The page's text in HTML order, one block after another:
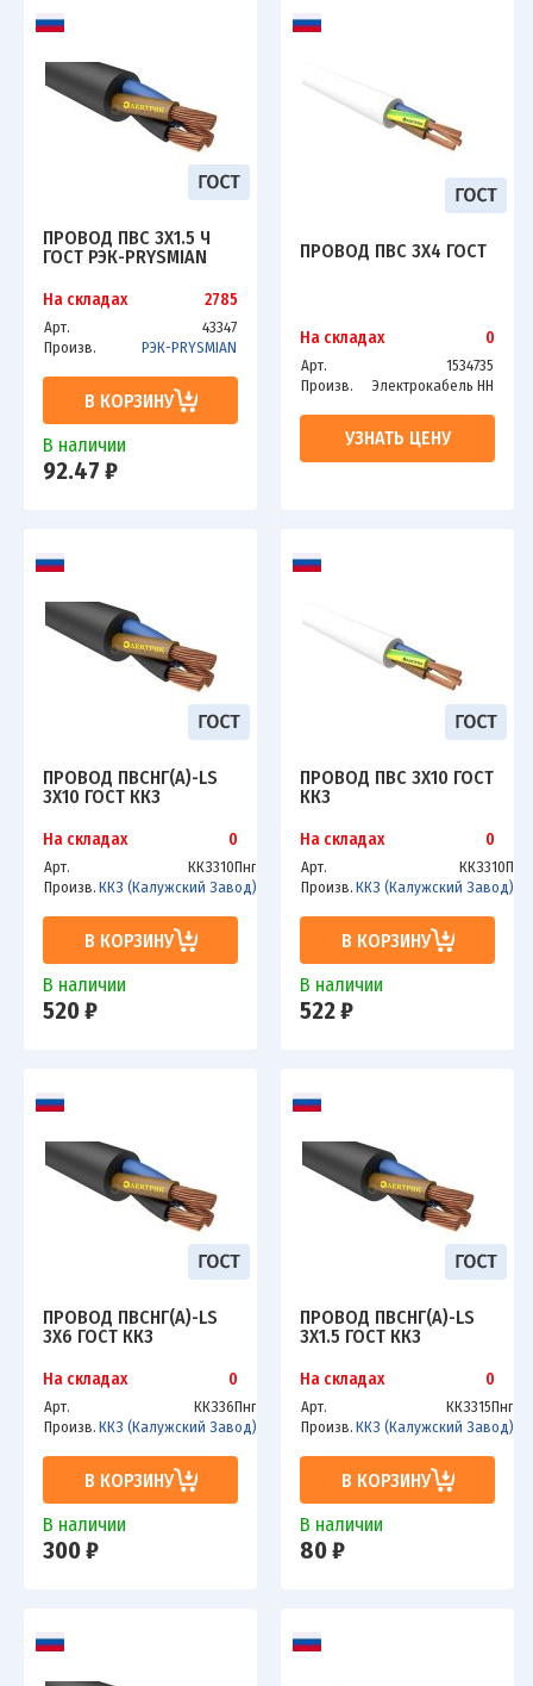
ПРОВОД ПВС 3Х1.5 Ч
ГОСТ РЭК-PRYSMIAN
На складах 2785
Арт.
43347
Произв.
РЭК-PRYSMIAN
В КОРЗИНУ
В наличии
92.47 ₽
ПРОВОД ПВС 3Х4 ГОСТ
На складах 0
Арт.
1534735
Произв.
Электрокабель НН
УЗНАТЬ ЦЕНУ
ПРОВОД ПВСНГ(А)-LS
3Х10 ГОСТ ККЗ
На складах 0
Арт.
ККЗ310Пнг
Произв. ККЗ (Калужский Завод)
В КОРЗИНУ
В наличии
520 ₽
ПРОВОД ПВС 3Х10 ГОСТ
ККЗ
На складах 0
Арт.
ККЗ310П
Произв. ККЗ (Калужский Завод)
В КОРЗИНУ
В наличии
522 ₽
ПРОВОД ПВСНГ(А)-LS
3Х6 ГОСТ ККЗ
На складах 0
Арт.
ККЗ36Пнг
Произв. ККЗ (Калужский Завод)
В КОРЗИНУ
В наличии
300 ₽
ПРОВОД ПВСНГ(А)-LS
3Х1.5 ГОСТ ККЗ
На складах 0
Арт.
ККЗ315Пнг
Произв. ККЗ (Калужский Завод)
В КОРЗИНУ
В наличии
80 ₽